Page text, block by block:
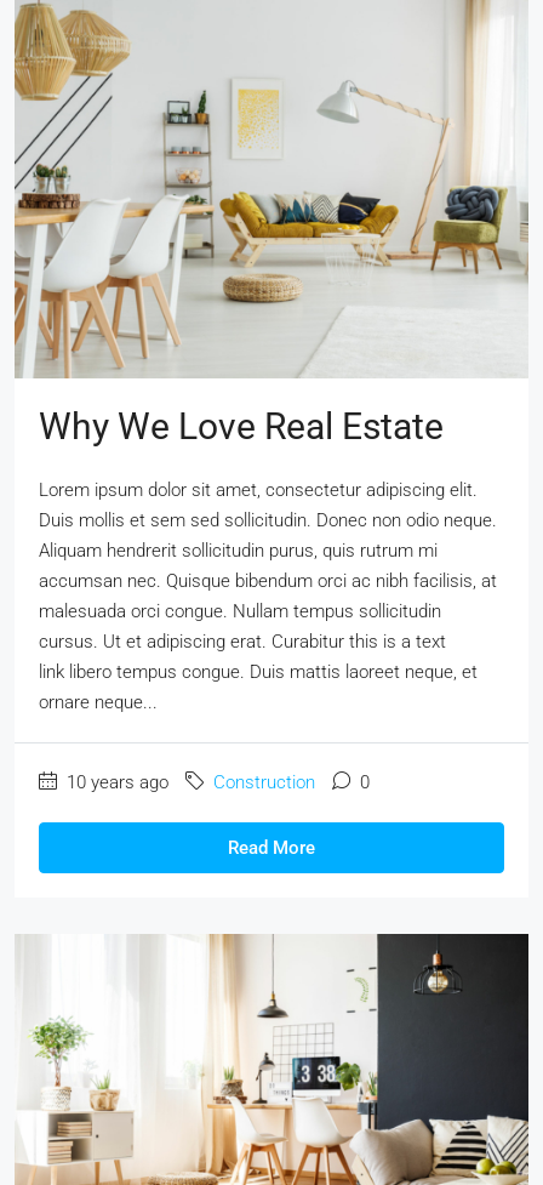
Why We Love Real Estate
Lorem ipsum dolor sit amet, consectetur adipiscing elit.
Duis mollis et sem sed sollicitudin. Donec non odio neque.
Aliquam hendrerit sollicitudin purus, quis rutrum mi
accumsan nec. Quisque bibendum orci ac nibh facilisis, at
malesuada orci congue. Nullam tempus sollicitudin
cursus. Ut et adipiscing erat. Curabitur this is a text
link libero tempus congue. Duis mattis laoreet neque, et
ornare neque...
10 years ago Construction 0
Read More